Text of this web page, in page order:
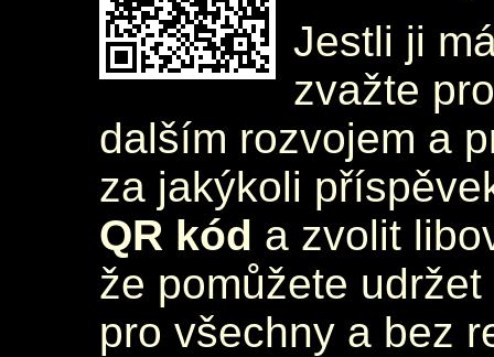
Jestli ji
zvažte
dalším rozvojem a
za jakýkoli
QR kód a zvolit
že pomůžete
pro všechny a bez